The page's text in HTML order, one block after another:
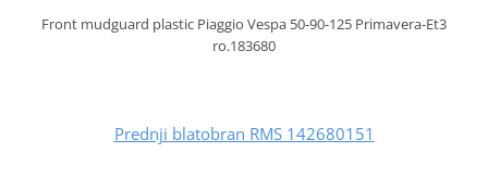
Front mudguard plastic Piaggio Vespa 50-90-125 Primavera-Et3
ro.183680
Prednji blatobran RMS 142680151